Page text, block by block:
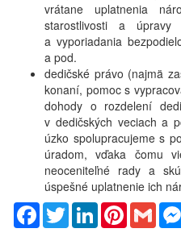
vrátane uplatnenia
starostlivosti a
a vyporiadania
a pod.
dedičské právo (najmä
konaní, pomoc s
dohody o rozdelení
v dedičských veciach a
úzko spolupracujeme s
úradom, vďaka čomu
neoceniteľné rady a
úspešné uplatnenie ich
Facebook
TwitterLinkedInPinterest